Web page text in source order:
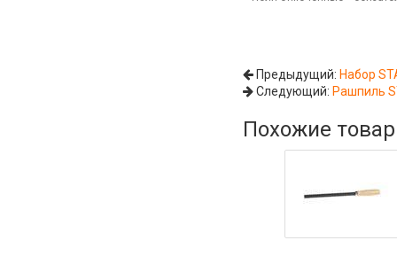
Предыдущий: Набор
Следующий: Рашпиль
Похожие